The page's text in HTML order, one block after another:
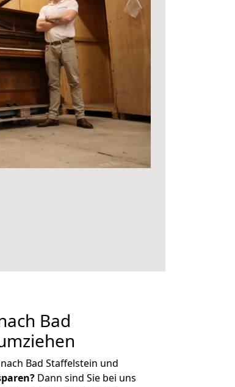
Bad
Bad Staffelstein und
Dann sind Sie bei uns